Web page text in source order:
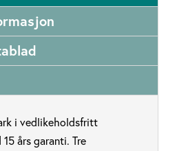
i vedlikeholdsfritt
års garanti. Tre